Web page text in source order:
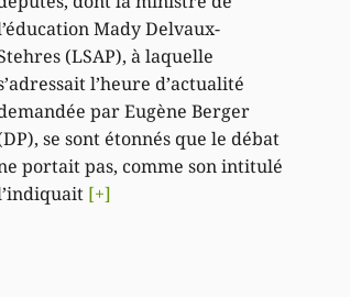
Mady Delvaux-
(LSAP), à laquelle
l’heure d’actualité
par Eugène Berger
se sont étonnés que le débat
portait pas, comme son intitulé
[+]